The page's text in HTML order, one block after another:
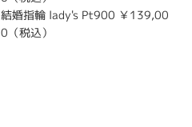
結婚指輪 lady's Pt900 ￥139,00
0（税込）